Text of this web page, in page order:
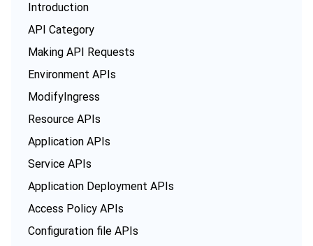
Introduction
API Category
Making API Requests
Environment APIs
ModifyIngress
Resource APIs
Application APIs
Service APIs
Application Deployment APIs
Access Policy APIs
Configuration file APIs